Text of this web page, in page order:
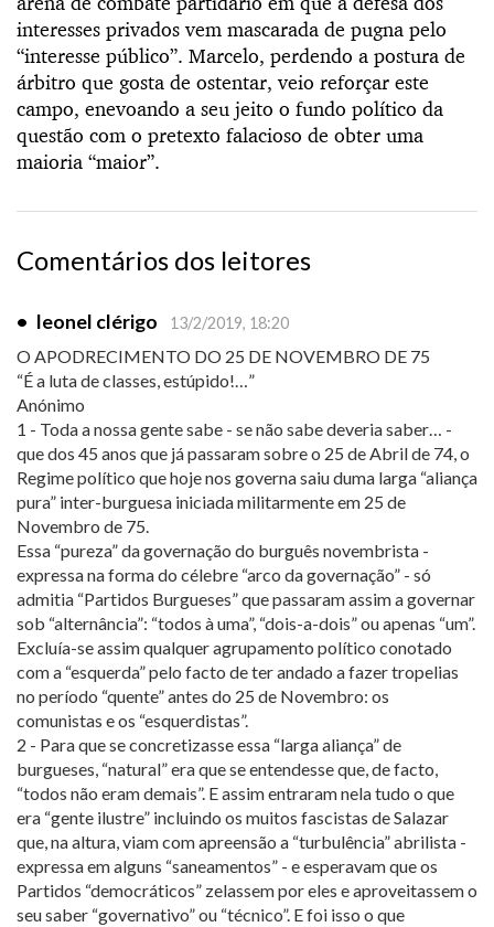
interesses privados vem mascarada de pugna pelo
“interesse público”. Marcelo, perdendo a postura de
árbitro que gosta de ostentar, veio reforçar este
campo, enevoando a seu jeito o fundo político da
questão com o pretexto falacioso de obter uma
maioria “maior”.
Comentários dos leitores
• leonel clérigo 13/2/2019, 18:20
O APODRECIMENTO DO 25 DE NOVEMBRO DE 75
“É a luta de classes, estúpido!…”
Anónimo
1 - Toda a nossa gente sabe - se não sabe deveria saber… -
que dos 45 anos que já passaram sobre o 25 de Abril de 74, o
Regime político que hoje nos governa saiu duma larga “aliança
pura” inter-burguesa iniciada militarmente em 25 de
Novembro de 75.
Essa “pureza” da governação do burguês novembrista -
expressa na forma do célebre “arco da governação” - só
admitia “Partidos Burgueses” que passaram assim a governar
sob “alternância”: “todos à uma”, “dois-a-dois” ou apenas “um”.
Excluía-se assim qualquer agrupamento político conotado
com a “esquerda” pelo facto de ter andado a fazer tropelias
no período “quente” antes do 25 de Novembro: os
comunistas e os “esquerdistas”.
2 - Para que se concretizasse essa “larga aliança” de
burgueses, “natural” era que se entendesse que, de facto,
“todos não eram demais”. E assim entraram nela tudo o que
era “gente ilustre” incluindo os muitos fascistas de Salazar
que, na altura, viam com apreensão a “turbulência” abrilista -
expressa em alguns “saneamentos” - e esperavam que os
Partidos “democráticos” zelassem por eles e aproveitassem o
seu saber “governativo” ou “técnico”. E foi isso o que